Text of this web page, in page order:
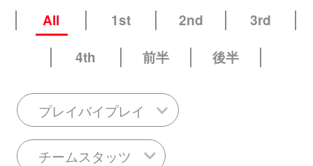
All 1st 2nd
3rd
4th
前半 後半
プレイバイプレイ
チームスタッツ